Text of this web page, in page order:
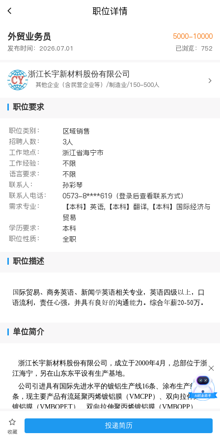
职位详情
外贸业务员 5000-10000
发布时间：2026.07.01 已浏览：752
浙江长宇新材料股份有限公司
其他企业（含民营企业等）/制造业/150-500人
职位要求
职位类别：
区域销售
招聘人数：
3人
工作地点：
浙江省海宁市
工作经验：
不限
语言要求：
不限
联系人：
孙彩琴
联系人电话：
0573-8****619（登录后查看联系方式）
需求专业：
【本科】英语,【本科】翻译,【本科】国际经济与
贸易
学历要求：
本科
职位性质：
全职
职位描述
际贸易商务英语新闻英语相关专业英语四级口
语流利责任强并具良沟通力综合薪-万
单位简介
浙江长宇新材料股份有限公司，成立于2000年4月，总部位于浙
江海宁，另在山东东平设有生产基地。
公司引进具有国际先进水平的镀铝生产线16条、涂布生产线3
条，现主要产品有流延聚丙烯镀铝膜（VMCPP）、双向拉伸聚酯
镀铝膜（VMBOPET）、双向拉伸聚丙烯镀铝膜（VMBOPP）、
氧化铝膜（AlOx）、PVDC涂布膜，年产各类真空镀铝膜100000
多吨，K膜6000多吨。产品具有内外贸发展的优势,在销往国内市
收藏
投递简历